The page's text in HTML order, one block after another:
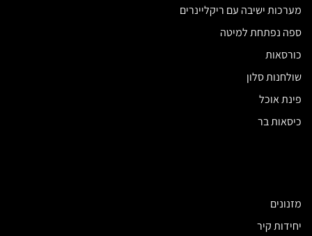
מערכות ישיבה עם ריקליינרים
ספה נפתחת למיטה
כורסאות
שולחנות סלון
פינת אוכל
כיסאות בר
מזנונים
יחידות קיר